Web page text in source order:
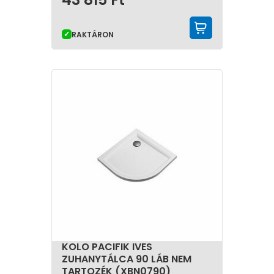
RAKTÁRON
KOLO PACIFIK IVES
ZUHANYTÁLCA 90 LÁB NEM